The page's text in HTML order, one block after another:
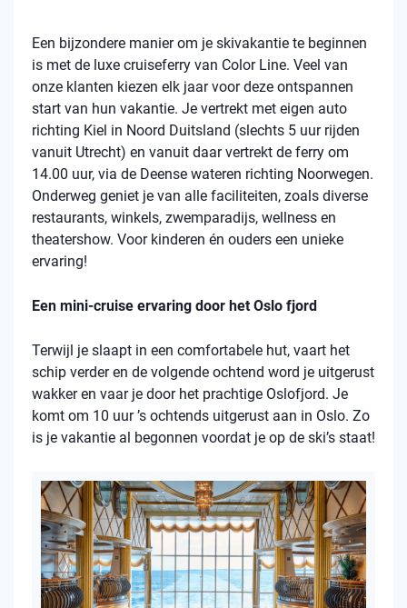
Een bijzondere manier om je skivakantie te beginnen
is met de luxe cruiseferry van Color Line. Veel van
onze klanten kiezen elk jaar voor deze ontspannen
start van hun vakantie. Je vertrekt met eigen auto
richting Kiel in Noord Duitsland (slechts 5 uur rijden
vanuit Utrecht) en vanuit daar vertrekt de ferry om
14.00 uur, via de Deense wateren richting Noorwegen.
Onderweg geniet je van alle faciliteiten, zoals diverse
restaurants, winkels, zwemparadijs, wellness en
theatershow. Voor kinderen én ouders een unieke
ervaring!
Een mini-cruise ervaring door het Oslo fjord
Terwijl je slaapt in een comfortabele hut, vaart het
schip verder en de volgende ochtend word je uitgerust
wakker en vaar je door het prachtige Oslofjord. Je
komt om 10 uur ’s ochtends uitgerust aan in Oslo. Zo
is je vakantie al begonnen voordat je op de ski’s staat!